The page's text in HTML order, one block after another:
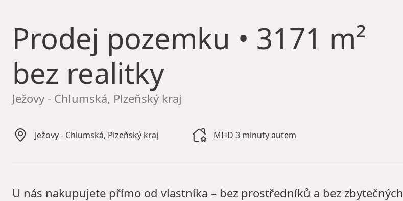
Prodej pozemku • 3171 m²
bez realitky
Ježovy - Chlumská, Plzeňský kraj
Ježovy - Chlumská, Plzeňský kraj MHD 3 minuty autem
U nás nakupujete přímo od vlastníka – bez prostředníků a bez zbytečných